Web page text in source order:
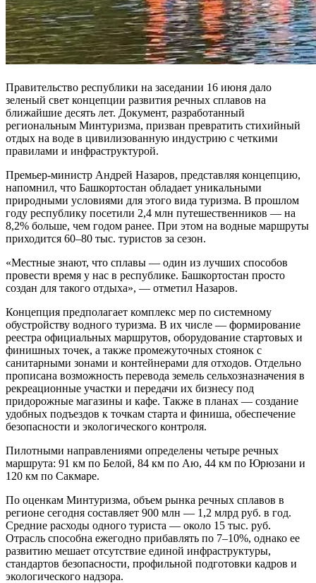
Правительство республики на заседании 16 июня дало
зеленый свет концепции развития речных сплавов на
ближайшие десять лет. Документ, разработанный
региональным Минтуризма, призван превратить стихийный
отдых на воде в цивилизованную индустрию с четкими
правилами и инфраструктурой.
Премьер-министр Андрей Назаров, представляя концепцию,
напомнил, что Башкортостан обладает уникальными
природными условиями для этого вида туризма. В прошлом
году республику посетили 2,4 млн путешественников — на
8,2% больше, чем годом ранее. При этом на водные маршруты
приходится 60–80 тыс. туристов за сезон.
«Местные знают, что сплавы — один из лучших способов
провести время у нас в республике. Башкортостан просто
создан для такого отдыха», — отметил Назаров.
Концепция предполагает комплекс мер по системному
обустройству водного туризма. В их числе — формирование
реестра официальных маршрутов, оборудование стартовых и
финишных точек, а также промежуточных стоянок с
санитарными зонами и контейнерами для отходов. Отдельно
прописана возможность перевода земель сельхозназначения в
рекреационные участки и передачи их бизнесу под
придорожные магазины и кафе. Также в планах — создание
удобных подъездов к точкам старта и финиша, обеспечение
безопасности и экологического контроля.
Пилотными направлениями определены четыре речных
маршрута: 91 км по Белой, 84 км по Аю, 44 км по Юрюзани и
120 км по Сакмаре.
По оценкам Минтуризма, объем рынка речных сплавов в
регионе сегодня составляет 900 млн — 1,2 млрд руб. в год.
Средние расходы одного туриста — около 15 тыс. руб.
Отрасль способна ежегодно прибавлять по 7–10%, однако ее
развитию мешает отсутствие единой инфраструктуры,
стандартов безопасности, профильной подготовки кадров и
экологического надзора.